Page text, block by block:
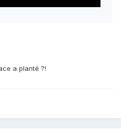
a planté ?!